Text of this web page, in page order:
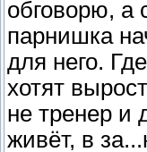
обговорю, а
парнишка
для него.
хотят
не тренер и
живёт, в